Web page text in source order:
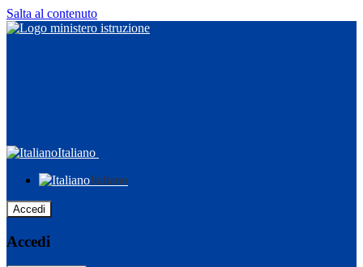
Salta al contenuto
Italiano
Italiano
Accedi
Accedi